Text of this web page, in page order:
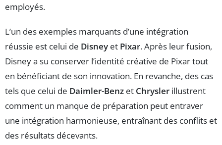
employés.
L’un des exemples marquants d’une intégration
réussie est celui de Disney et Pixar. Après leur fusion,
Disney a su conserver l’identité créative de Pixar tout
en bénéficiant de son innovation. En revanche, des cas
tels que celui de Daimler-Benz et Chrysler illustrent
comment un manque de préparation peut entraver
une intégration harmonieuse, entraînant des conflits et
des résultats décevants.